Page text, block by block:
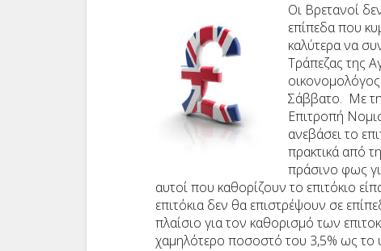
Οι Βρετανοί
επίπεδα που
καλύτερα να
Τράπεζας της
οικονομολόγος
Σάββατο. Με
Επιτροπή
ανεβάσει το
πρακτικά από
πράσινο φως
αυτοί που καθορίζουν το επιτόκιο
επιτόκια δεν θα επιστρέψουν σε
πλαίσιο για τον καθορισμό των
χαμηλότερο ποσοστό του 3,5% ως το